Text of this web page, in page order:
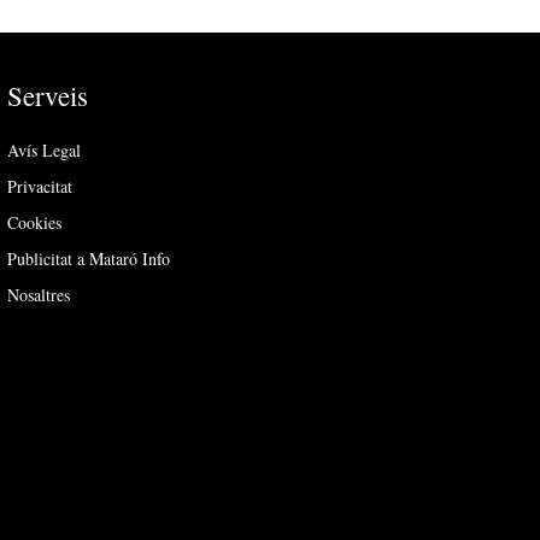
Serveis
Avís Legal
Privacitat
Cookies
Publicitat a Mataró Info
Nosaltres